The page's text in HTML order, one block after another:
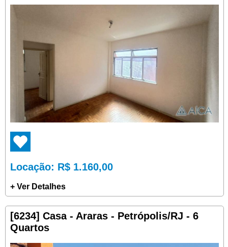
Locação: R$ 1.160,00
+ Ver Detalhes
[6234] Casa - Araras - Petrópolis/RJ - 6
Quartos